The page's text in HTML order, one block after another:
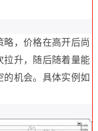
略，价格在高开后尚
拉升，随后随着量能
的机会。具体实例如